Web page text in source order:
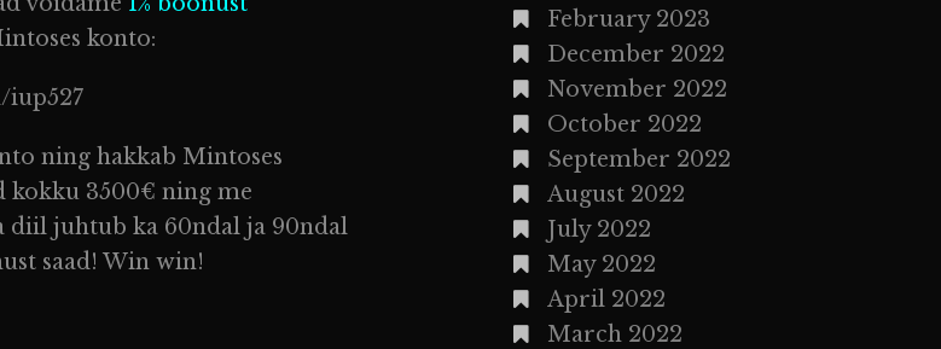
konto:
iup527
ning hakkab Mintoses
kokku 3500€ ning me
diil juhtub ka 60ndal ja 90ndal
saad! Win win!
February 2023
December 2022
November 2022
October 2022
September 2022
August 2022
July 2022
May 2022
April 2022
March 2022